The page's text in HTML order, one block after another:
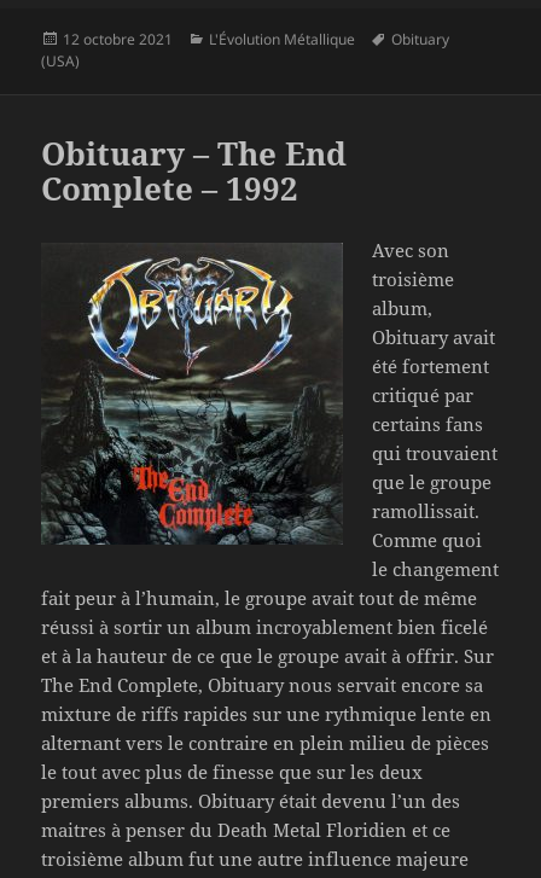
Publié
le
12 octobre 2021 Catégories
L'Évolution Métallique
Mots-
Obituary
(USA)
Obituary – The End
Complete – 1992
Avec son
troisième
album,
Obituary avait
été fortement
critiqué par
certains fans
qui trouvaient
que le groupe
ramollissait.
Comme quoi
le changement
fait peur à l’humain, le groupe avait tout de même
réussi à sortir un album incroyablement bien ficelé
et à la hauteur de ce que le groupe avait à offrir. Sur
The End Complete, Obituary nous servait encore sa
mixture de riffs rapides sur une rythmique lente en
alternant vers le contraire en plein milieu de pièces
le tout avec plus de finesse que sur les deux
premiers albums. Obituary était devenu l’un des
maitres à penser du Death Metal Floridien et ce
troisième album fut une autre influence majeure